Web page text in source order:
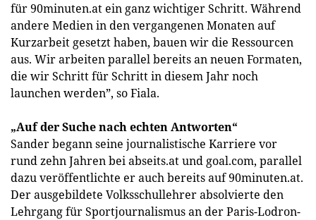
für 90minuten.at ein ganz wichtiger Schritt. Während
andere Medien in den vergangenen Monaten auf
Kurzarbeit gesetzt haben, bauen wir die Ressourcen
aus. Wir arbeiten parallel bereits an neuen Formaten,
die wir Schritt für Schritt in diesem Jahr noch
launchen werden”, so Fiala.
„Auf der Suche nach echten Antworten“
Sander begann seine journalistische Karriere vor
rund zehn Jahren bei abseits.at und goal.com, parallel
dazu veröffentlichte er auch bereits auf 90minuten.at.
Der ausgebildete Volksschullehrer absolvierte den
Lehrgang für Sportjournalismus an der Paris-Lodron-